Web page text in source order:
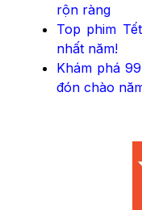
rộn ràng
Top phim
nhất năm!
Khám phá
đón chào